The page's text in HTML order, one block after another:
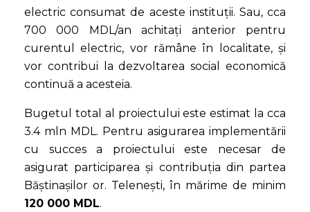
electric consumat de aceste instituții. Sau, cca
700 000 MDL/an achitați anterior pentru
curentul electric, vor rămâne în localitate, și
vor contribui la dezvoltarea social economică
continuă a acesteia.
Bugetul total al proiectului este estimat la cca
3.4 mln MDL. Pentru asigurarea implementării
cu succes a proiectului este necesar de
asigurat participarea și contribuția din partea
Băștinașilor or. Telenești, în mărime de minim
120 000 MDL.